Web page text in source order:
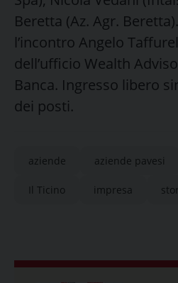
Beretta (Az. Agr.
l’incontro Angelo
dell’ufficio Wealth
Banca. Ingresso libero
dei posti.
aziende aziende pavesi
Il Ticino impresa